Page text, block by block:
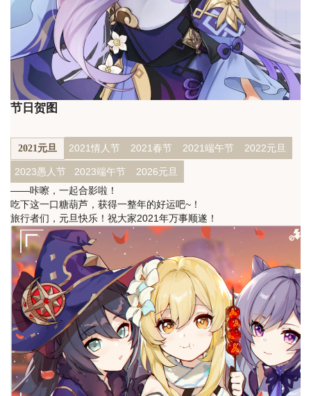
节日贺图
2021元旦 2021情人节 2021春节 2021端午节 2022元旦
2023愚人节 2023端午节
2026元旦
——咔嚓，一起合影啦！
吃下这一口糖葫芦，获得一整年的好运吧~！
旅行者们，元旦快乐！祝大家2021年万事顺遂！